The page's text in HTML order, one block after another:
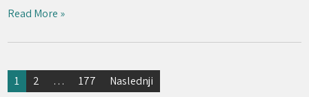
Read More »
Številčenje
1 2 … 177 Naslednji